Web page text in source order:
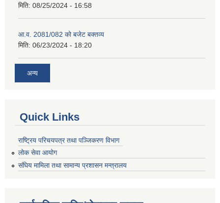
मिति: 08/25/2024 - 16:58
आ.व. 2081/082 को बजेट बक्तव्य
मिति: 06/23/2024 - 18:20
अन्य
Quick Links
राष्ट्रिय परिचयपत्र तथा पञ्जिकरण विभाग
लोक सेवा आयोग
संघिय मामिला तथा सामान्य प्रशासन मन्त्रालय